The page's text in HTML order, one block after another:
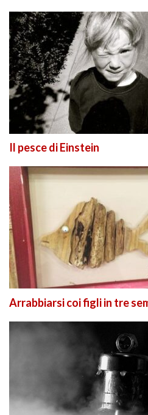
Il pesce di Einstein
Arrabbiarsi coi figli in tre